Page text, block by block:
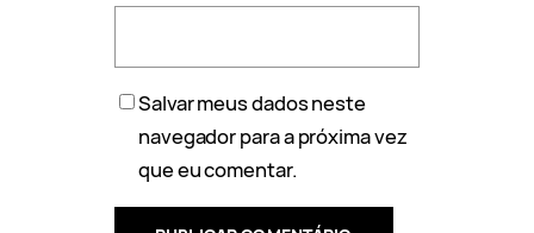
Salvar meus dados neste
navegador para a próxima vez
que eu comentar.